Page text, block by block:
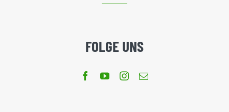
FOLGE UNS